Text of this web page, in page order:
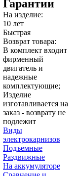
Гарантии
На изделие:
10 лет
Быстрая
Возврат товара:
В комплект входит
фирменный
двигатель и
надежные
комплектующие;
Изделие
изготавливается на
заказ - возврату не
подлежит
Виды
электрокарнизов
Подъемные
Раздвижные
На аккумуляторе